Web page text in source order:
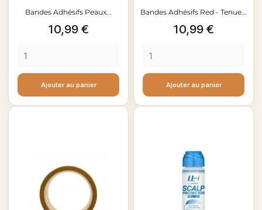
Bandes Adhésifs Peaux...
Prix
10,99 €
Ajouter au panier
Bandes Adhésifs Red - Tenue...
Prix
10,99 €
Ajouter au panier